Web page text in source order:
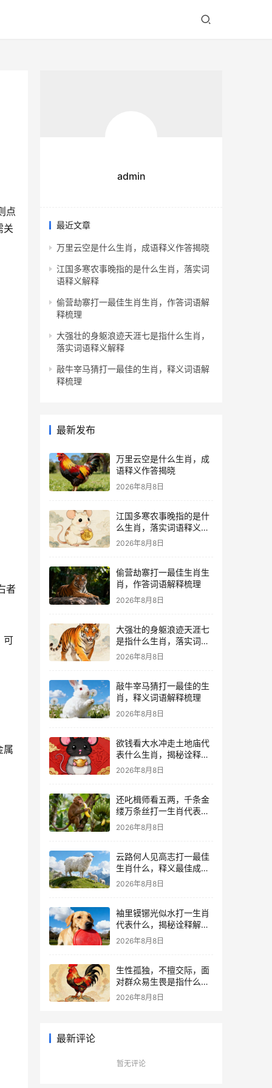
点
关
者
可
属
admin
最近文章
万里云空是什么生肖，成语释义作答揭晓
江国多寒农事晚指的是什么生肖，落实词
语释义解释
偷营劫寨打一最佳生肖生肖，作答词语解
释梳理
大强壮的身躯浪迹天涯七是指什么生肖，
落实词语释义解释
敲牛宰马猜打一最佳的生肖，释义词语解
释梳理
最新发布
万里云空是什么生肖，成
语释义作答揭晓
2026年8月8日
江国多寒农事晚指的是什
么生肖，落实词语释义解
释
2026年8月8日
偷营劫寨打一最佳生肖生
肖，作答词语解释梳理
2026年8月8日
大强壮的身躯浪迹天涯七
是指什么生肖，落实词语
释义解释
2026年8月8日
敲牛宰马猜打一最佳的生
肖，释义词语解释梳理
2026年8月8日
欲钱看大水冲走土地庙代
表什么生肖，揭秘诠释解
析落实
2026年8月8日
还叱楫师看五两，千条金
缕万条丝打一生肖代表什
么，词语解答解析落实
2026年8月8日
云路何人见高志打一最佳
生肖什么，释义最佳成语
解释!
2026年8月8日
袖里镆铘光似水打一生肖
代表什么，揭秘诠释解析
落实
2026年8月8日
生性孤独，不擅交际，面
对群众易生畏是指什么生
肖，经典词语资询解释落
2026年8月8日
最新评论
暂无评论